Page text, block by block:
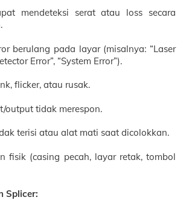
mendeteksi serat atau loss secara
berulang pada layar (misalnya: “Laser
Error”, “System Error”).
flicker, atau rusak.
output tidak merespon.
terisi atau alat mati saat dicolokkan.
fisik (casing pecah, layar retak, tombol
Splicer: